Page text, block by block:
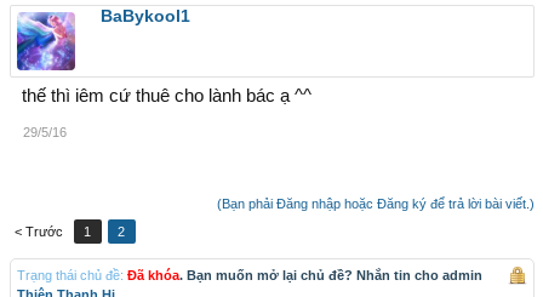
BaBykool1
thế thì iêm cứ thuê cho lành bác ạ ^^
29/5/16
(Bạn phải Đăng nhập hoặc Đăng ký để trả lời bài viết.)
< Trước
1 2
Trạng thái chủ đề: Đã khóa. Bạn muốn mở lại chủ đề? Nhắn tin cho admin
Thiên Thanh Hi